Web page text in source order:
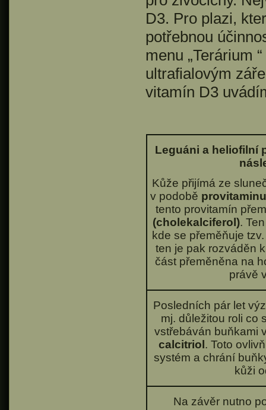
D3. Pro plazi,
potřebnou
menu „Terárium “
ultrafialovým
vitamín D3
Leguáni a heliofilní
Kůže přijímá ze
v podobě
tento provitamín
(cholekalciferol).
kde se přeměňuje
ten je pak rozváděn
část přeměněna na
právě
Posledních pár let
mj. důležitou roli co
vstřebáván buňkami
calcitriol . Toto
systém a chrání
kůži
Na závěr nutno